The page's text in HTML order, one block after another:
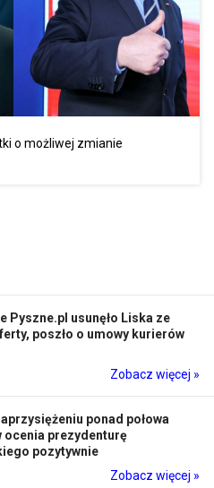
o możliwej zmianie
Pyszne.pl usunęło Liska ze
poszło o umowy kurierów
Zobacz więcej »
ponad połowa
ocenia prezydenturę
pozytywnie
Zobacz więcej »